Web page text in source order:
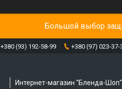
Большой выбор
+380 (93) 192-58-99 +380 (97) 023-37-
Интернет-магазин "Бленда-Шоп"